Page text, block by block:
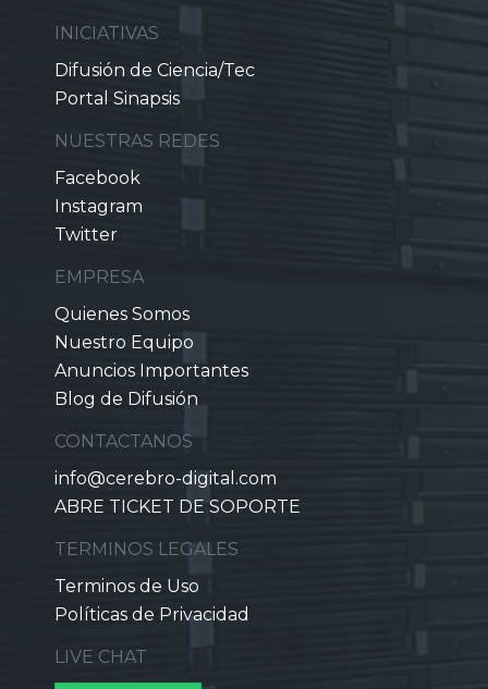
INICIATIVAS
Difusión de Ciencia/Tec
Portal Sinapsis
NUESTRAS REDES
Facebook
Instagram
Twitter
EMPRESA
Quienes Somos
Nuestro Equipo
Anuncios Importantes
Blog de Difusión
CONTACTANOS
info@cerebro-digital.com
ABRE TICKET DE SOPORTE
TERMINOS LEGALES
Terminos de Uso
Políticas de Privacidad
LIVE CHAT